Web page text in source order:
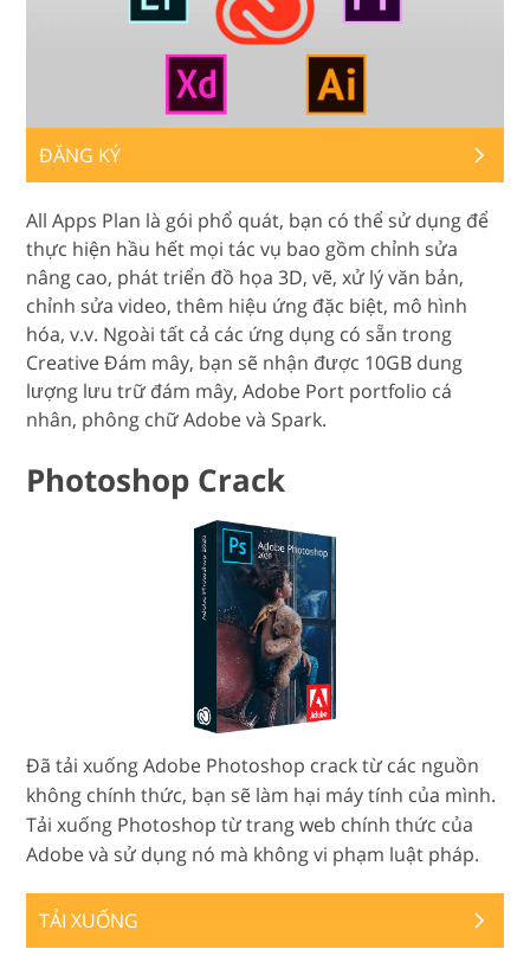
ĐĂNG KÝ
All Apps Plan là gói phổ quát, bạn có thể sử dụng để
thực hiện hầu hết mọi tác vụ bao gồm chỉnh sửa
nâng cao, phát triển đồ họa 3D, vẽ, xử lý văn bản,
chỉnh sửa video, thêm hiệu ứng đặc biệt, mô hình
hóa, v.v. Ngoài tất cả các ứng dụng có sẵn trong
Creative Đám mây, bạn sẽ nhận được 10GB dung
lượng lưu trữ đám mây, Adobe Port portfolio cá
nhân, phông chữ Adobe và Spark.
Photoshop Crack
Đã tải xuống Adobe Photoshop crack từ các nguồn
không chính thức, bạn sẽ làm hại máy tính của mình.
Tải xuống Photoshop từ trang web chính thức của
Adobe và sử dụng nó mà không vi phạm luật pháp.
TẢI XUỐNG